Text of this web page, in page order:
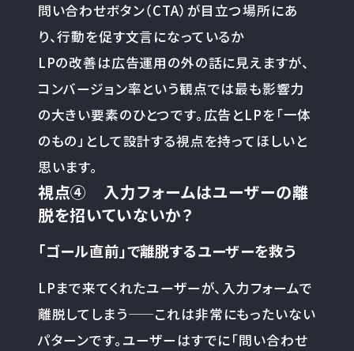
問い合わせボタン（CTA）が目立つ場所にあ
り、行動を促す文言になっているか
LPの改善は広告運用の外の話に見えますが、
コンバージョン率という観点では最も影響力
の大きい要素のひとつです。広告とLPを「一体
のもの」として設計する視点を持ってほしいと
思います。
視点④ 入力フォームはユーザーの離
脱を招いていないか？
「ゴール直前」で離脱するユーザーを救う
LPまで来てくれたユーザーが、入力フォームで
離脱してしまう——これは非常にもったいない
パターンです。ユーザーはすでに「問い合わせ